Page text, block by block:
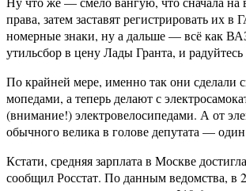
права, затем заставят регистрировать их
номерные знаки, ну а дальше — всё как
утильсбор в цену Лады Гранта, и
По крайней мере, именно так они сделали
мопедами, а теперь делают с
(внимание!) электровелосипедами. А от
обычного велика в голове депутата —
Кстати, средняя зарплата в Москве
сообщил Росстат. По данным ведомства, в